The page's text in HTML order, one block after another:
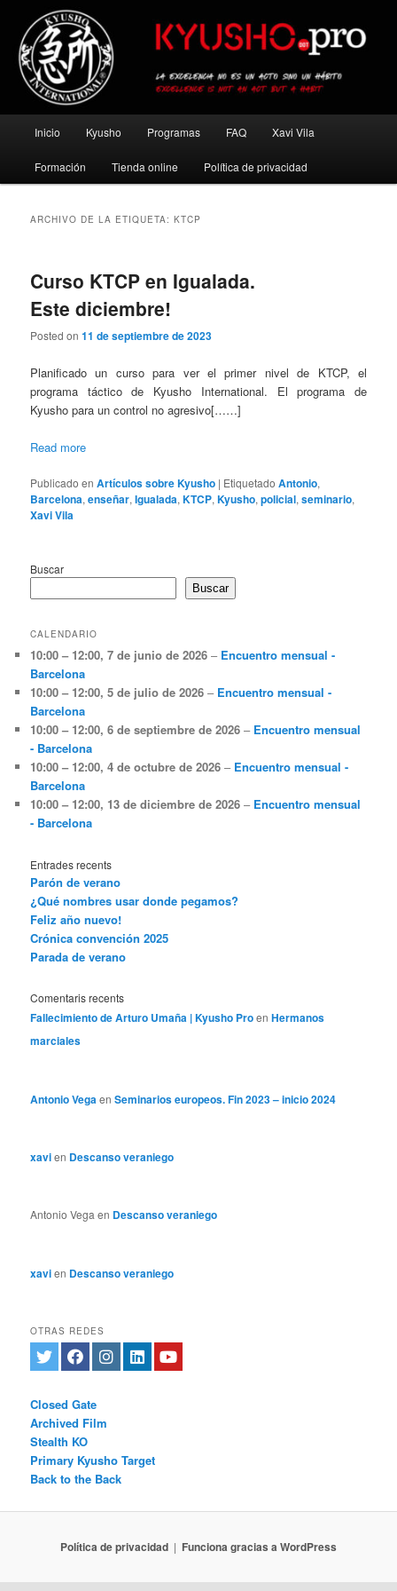
contenido
principal
contenido
secundario
Kyusho Pro
principal
Inicio Kyusho Programas FAQ Xavi Vila
Formación Tienda online Política de privacidad
ARCHIVO DE LA ETIQUETA:KTCP
Curso KTCP en Igualada.
Este diciembre!
Posted on11 de septiembre de 2023
Planificado un curso para ver el primer nivel de KTCP, el
programa táctico de Kyusho International. El programa de
Kyusho para un control no agresivo[……]
Read more
Publicado en Artículos sobre Kyusho | Etiquetado Antonio,
Barcelona,enseñar,Igualada,KTCP,Kyusho,policial,seminario,
Xavi Vila
Buscar
Buscar
CALENDARIO
10:00 – 12:00,7 de junio de 2026 – Encuentro mensual -
Barcelona
10:00 – 12:00,5 de julio de 2026 – Encuentro mensual -
Barcelona
10:00 – 12:00,6 de septiembre de 2026 – Encuentro mensual
- Barcelona
10:00 – 12:00,4 de octubre de 2026 – Encuentro mensual -
Barcelona
10:00 – 12:00, 13 de diciembre de 2026 – Encuentro mensual
- Barcelona
Entrades recents
Parón de verano
¿Qué nombres usar donde pegamos?
Feliz año nuevo!
Crónica convención 2025
Parada de verano
Comentaris recents
Fallecimiento de Arturo Umaña | Kyusho ProenHermanos
marciales
Antonio VegaenSeminarios europeos. Fin 2023 – inicio 2024
xavien Descanso veraniego
Antonio Vega en Descanso veraniego
xavien Descanso veraniego
OTRAS REDES
Closed Gate
Archived Film
Stealth KO
Primary Kyusho Target
Back to the Back
Política de privacidad Funciona gracias a WordPress